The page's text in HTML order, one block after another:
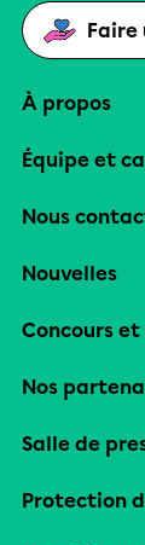
Faire
À propos
Équipe et
Nous
Nouvelles
Concours
Nos
Salle de
Protection